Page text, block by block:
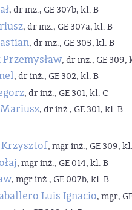
, dr inż., GE 307b, kl. B
, dr inż., GE 307a, kl. B
, dr inż., GE 305, kl. B
, dr inż., GE 309,
, dr inż., GE 302, kl. B
, dr inż., GE 301, kl. C
, dr inż., GE 301, kl. B
, mgr inż., GE 309,
, mgr inż., GE 014, kl. B
, mgr inż., GE 007b, kl. B
Luis Ignacio, mgr,